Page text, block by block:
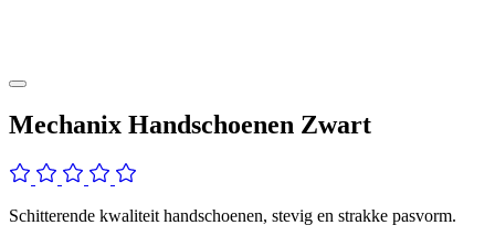
Mechanix Handschoenen Zwart
Schitterende kwaliteit handschoenen, stevig en strakke pasvorm.